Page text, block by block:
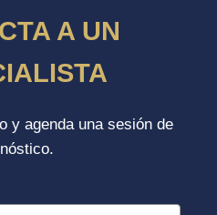
A UN
y agenda una sesión de